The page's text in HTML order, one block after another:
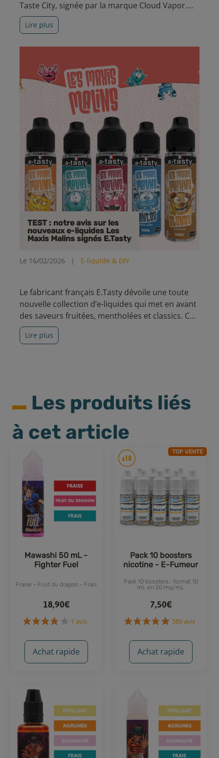
Taste City, signée par la marque Cloud Vapor.
Nous partirons à la découverte des 5 recettes
qui composent cette collection.
Lire plus
TEST : notre avis sur les
nouveaux e-liquides Les
Maxis Malins signés E.Tasty
Le 16/02/2026 | E-liquide & DIY
Le fabricant français E.Tasty dévoile une toute
nouvelle collection d’e-liquides qui met en avant
des saveurs fruitées, mentholées et classics. Ces
recettes variées sauront répondre à un large
panel de vapoteurs.
Lire plus
Les produits liés
à cet article
Mawashi 50 mL -
Fighter Fuel
Fraise - Fruit du dragon - Frais
18,90€
1 avis
Achat rapide
TOP VENTE
Pack 10 boosters
nicotine - E-Fumeur
Pack 10 boosters : format 10
mL en 20 mg/mL
7,50€
589 avis
Achat rapide